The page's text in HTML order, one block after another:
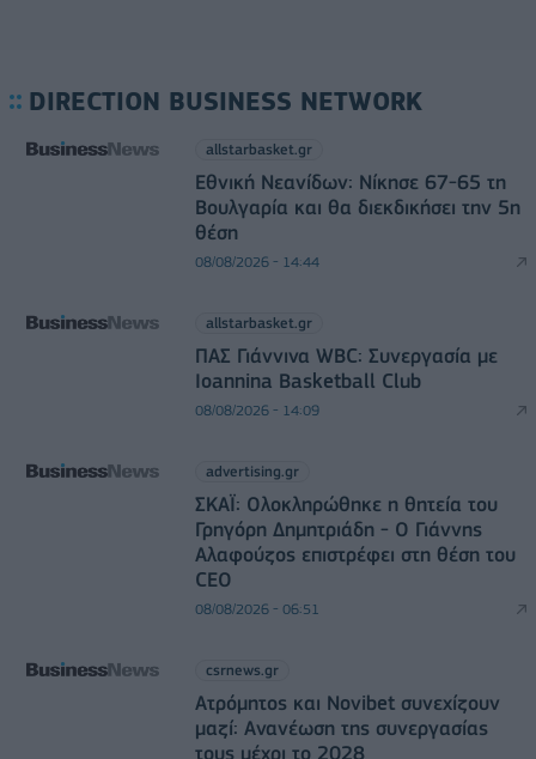
DIRECTION BUSINESS NETWORK
allstarbasket.gr
Εθνική Νεανίδων: Νίκησε 67-65 τη
Βουλγαρία και θα διεκδικήσει την 5η
θέση
08/08/2026 - 14:44
allstarbasket.gr
ΠΑΣ Γιάννινα WBC: Συνεργασία με
Ioannina Basketball Club
08/08/2026 - 14:09
advertising.gr
ΣΚΑΪ: Ολοκληρώθηκε η θητεία του
Γρηγόρη Δημητριάδη - Ο Γιάννης
Αλαφούζος επιστρέφει στη θέση του
CEO
08/08/2026 - 06:51
csrnews.gr
Ατρόμητος και Novibet συνεχίζουν
μαζί: Ανανέωση της συνεργασίας
τους μέχρι το 2028